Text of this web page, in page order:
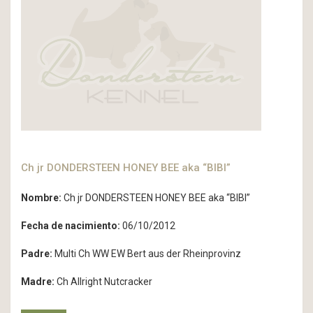
Ch jr DONDERSTEEN HONEY BEE aka “BIBI”
Nombre: Ch jr DONDERSTEEN HONEY BEE aka “BIBI”
Fecha de nacimiento: 06/10/2012
Padre: Multi Ch WW EW Bert aus der Rheinprovinz
Madre: Ch Allright Nutcracker